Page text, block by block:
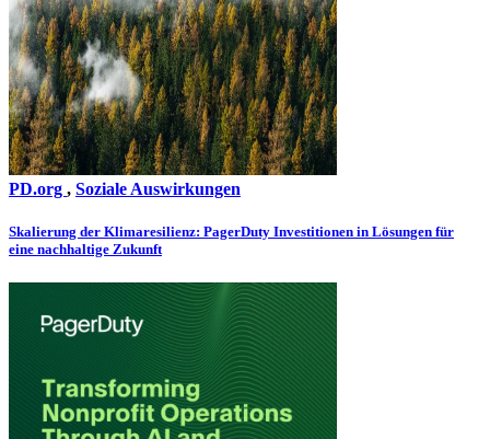
PD.org , Soziale Auswirkungen
Skalierung der Klimaresilienz: PagerDuty Investitionen in Lösungen für
eine nachhaltige Zukunft